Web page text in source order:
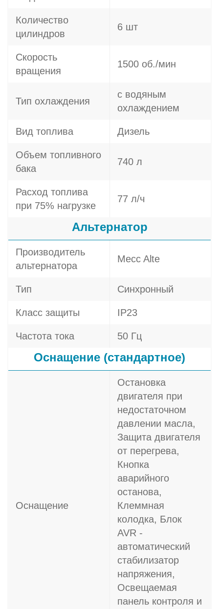
Количество
цилиндров
6 шт
Скорость
вращения
1500 об./мин
Тип охлаждения
с водяным
охлаждением
Вид топлива Дизель
Объем топливного
бака
740 л
Расход топлива
при 75% нагрузке
77 л/ч
Альтернатор
Производитель
альтернатора
Mecc Alte
Тип Синхронный
Класс защиты IP23
Частота тока 50 Гц
Оснащение (стандартное)
Оснащение
Остановка
двигателя при
недостаточном
давлении масла,
Защита двигателя
от перегрева,
Кнопка
аварийного
останова,
Клеммная
колодка, Блок
AVR -
автоматический
стабилизатор
напряжения,
Освещаемая
панель контроля и